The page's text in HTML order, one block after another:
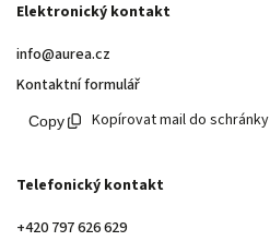
Elektronický kontakt
info@aurea.cz
Kontaktní formulář
Kopírovat mail do schránky
Telefonický kontakt
+420 797 626 629